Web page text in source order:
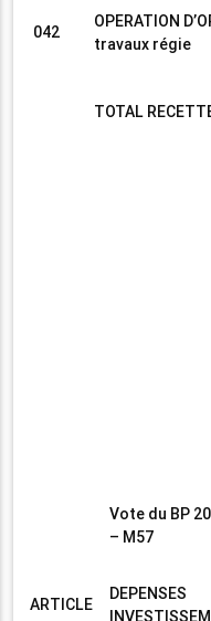
042
OPERATION
travaux régie
TOTAL
Vote du BP
– M57
ARTICLE
DEPENSES